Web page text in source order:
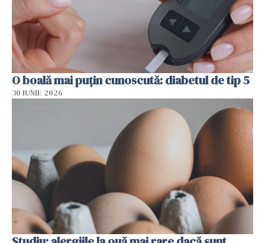
O boală mai puțin cunoscută: diabetul de tip 5
30 IUNIE 2026